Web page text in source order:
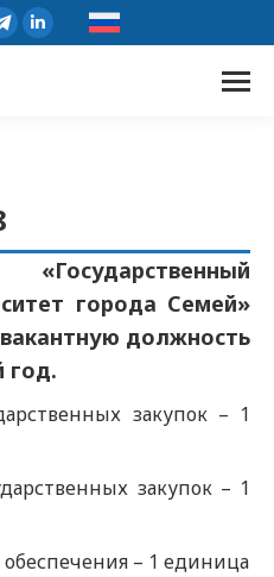
города Семей»
должность
год.
закупок – 1
закупок – 1
– 1 единица